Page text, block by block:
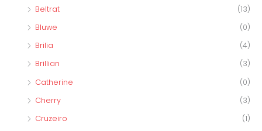
Beltrat
(13)
Bluwe
(0)
Brilia
(4)
Brillian
(3)
Catherine
(0)
Cherry
(3)
Cruzeiro
(1)